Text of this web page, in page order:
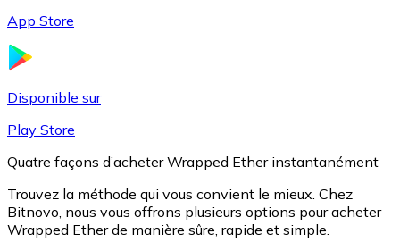
App Store
Disponible sur
Play Store
Quatre façons d’acheter Wrapped Ether instantanément
Trouvez la méthode qui vous convient le mieux. Chez
Bitnovo, nous vous offrons plusieurs options pour acheter
Wrapped Ether de manière sûre, rapide et simple.